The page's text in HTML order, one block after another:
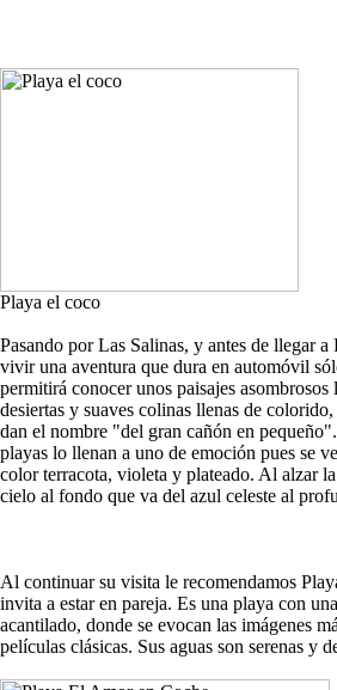
Playa el coco
Pasando por Las Salinas, y antes de llegar
vivir una aventura que dura en automóvil
permitirá conocer unos paisajes asombrosos
desiertas y suaves colinas llenas de
dan el nombre "del gran cañón en
playas lo llenan a uno de emoción pues se
color terracota, violeta y plateado. Al alzar
cielo al fondo que va del azul celeste al
Al continuar su visita le recomendamos
invita a estar en pareja. Es una playa con
acantilado, donde se evocan las imágenes
películas clásicas. Sus aguas son serenas y